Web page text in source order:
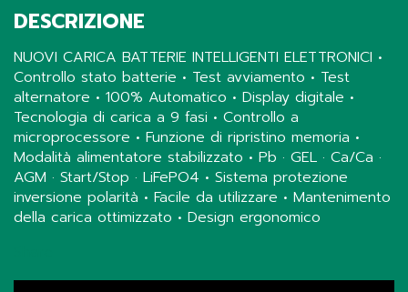
DESCRIZIONE
NUOVI CARICA BATTERIE INTELLIGENTI ELETTRONICI •
Controllo stato batterie • Test avviamento • Test
alternatore • 100% Automatico • Display digitale •
Tecnologia di carica a 9 fasi • Controllo a
microprocessore • Funzione di ripristino memoria •
Modalità alimentatore stabilizzato • Pb · GEL · Ca/Ca ·
AGM · Start/Stop · LiFePO4 • Sistema protezione
inversione polarità • Facile da utilizzare • Mantenimento
della carica ottimizzato • Design ergonomico